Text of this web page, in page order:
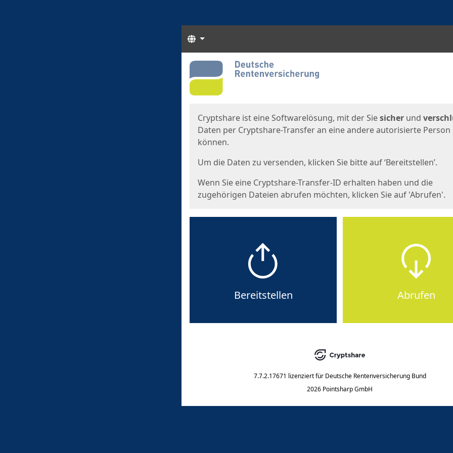
Sprachen
Start
Cryptshare ist eine Softwarelösung, mit der Siesicher und
Daten per Cryptshare-Transfer an eine andere autorisierte Person
können.
Um die Daten zu versenden, klicken Sie bitte auf ‘Bereitstellen’.
Wenn Sie eine Cryptshare-Transfer-ID erhalten haben und die
zugehörigen Dateien abrufen möchten, klicken Sie auf 'Abrufen'.
Bereitstellen Abrufen
7.7.2.17671 lizenziert für Deutsche Rentenversicherung Bund
2026 Pointsharp GmbH